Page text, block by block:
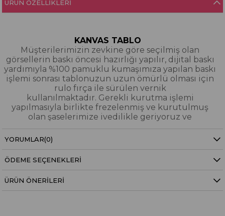
ÜRÜN ÖZELLIKLERI
KANVAS TABLO
Müşterilerimizin zevkine göre seçilmiş olan
görsellerin baskı öncesi hazırlığı yapılır, dijital baskı
yardımıyla %100 pamuklu kumaşımıza yapılan baskı
işlemi sonrası tablonuzun uzun ömürlü olması için
rulo fırça ile sürülen vernik
kullanılmaktadır. Gerekli kurutma işlemi
yapılmasıyla birlikte frezelenmiş ve kurutulmuş
olan şaselerimize ivedilikle geriyoruz ve
paketleyerek tarafınıza gönderiyoruz.
YAĞLI BOYA & SİM DOKULU TABLO
dijital baskı alınıp hazırlanarak üzerine spatula
eşliğinde boya dokunuşları / sim işlemeleri kısmi
YORUMLAR(0)
ÖDEME SEÇENEKLERI
ÜRÜN ÖNERILERI